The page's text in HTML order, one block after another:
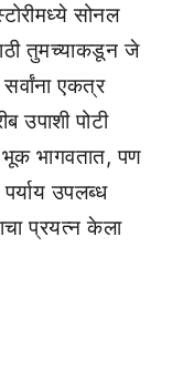
सोनल
तुमच्याकडून जे
एकत्र
उपाशी पोटी
भागवतात, पण
उपलब्ध
प्रयत्न केला